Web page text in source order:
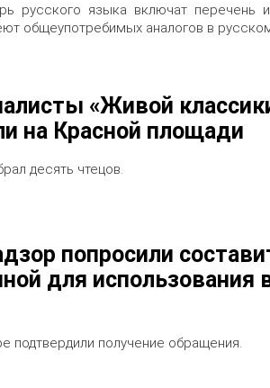
русского языка включат перечень
общеупотребимых аналогов в
«Живой
на Красной площади
десять чтецов.
попросили
для использования
подтвердили получение обращения.